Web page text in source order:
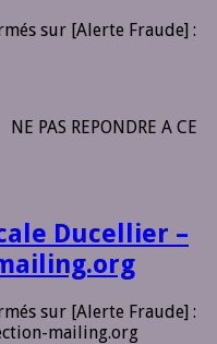
sur [Alerte Fraude] :
PAS REPONDRE A CE
Ducellier –
sur [Alerte Fraude] :
mailing.org